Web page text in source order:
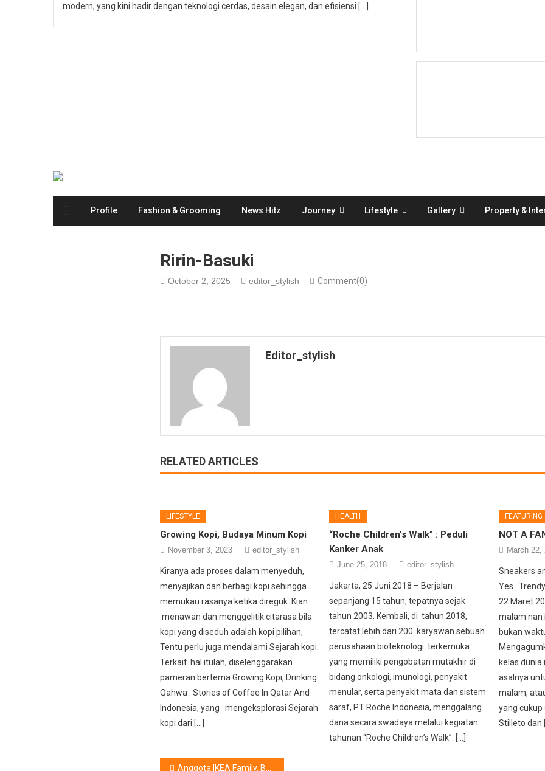
modern, yang kini hadir dengan teknologi cerdas, desain elegan, dan efisiensi […]
Profile Fashion & Grooming News Hitz Journey Lifestyle Gallery Property &
Ririn-Basuki
October 2, 2025 editor_stylish Comment(0)
Editor_stylish
RELATED ARTICLES
LIFESTYLE
Growing Kopi, Budaya Minum Kopi
November 3, 2023 editor_stylish
Kiranya ada proses dalam menyeduh,
menyajikan dan berbagi kopi sehingga
memukau rasanya ketika direguk. Kian
menawan dan menggelitik citarasa bila
kopi yang diseduh adalah kopi pilihan,
Tentu perlu juga mendalami Sejarah kopi.
Terkait hal itulah, diselenggarakan
pameran bertema Growing Kopi, Drinking
Qahwa : Stories of Coffee In Qatar And
Indonesia, yang mengeksplorasi Sejarah
kopi dari […]
HEALTH
“Roche Children’s Walk” : Peduli
Kanker Anak
June 25, 2018 editor_stylish
Jakarta, 25 Juni 2018 – Berjalan
sepanjang 15 tahun, tepatnya sejak
tahun 2003. Kembali, di tahun 2018,
tercatat lebih dari 200 karyawan sebuah
perusahaan bioteknologi terkemuka
yang memiliki pengobatan mutakhir di
bidang onkologi, imunologi, penyakit
menular, serta penyakit mata dan sistem
saraf, PT Roche Indonesia, menggalang
dana secara swadaya melalui kegiatan
tahunan “Roche Children’s Walk”. […]
FEATURING
NOT A
March 22,
Sneakers
22 Maret
malam nan
bukan
kelas
asalnya
malam,
yang
Stilleto dan
Anggota IKEA Family, Bersiap Terima Pesona Keuntungan